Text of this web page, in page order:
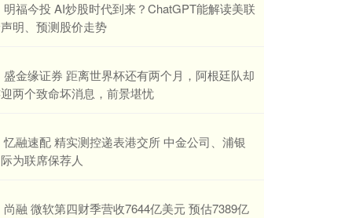
​明福今投 AI炒股时代到来？ChatGPT能解读美联
明、预测股价走势
​盛金缘证券 距离世界杯还有两个月，阿根廷队却
两个致命坏消息，前景堪忧
​忆融速配 精实测控递表港交所 中金公司、浦银
为联席保荐人
​尚融 微软第四财季营收7644亿美元 预估7389亿